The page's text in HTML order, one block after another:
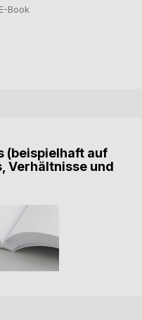
E-Book
(beispielhaft auf
Verhältnisse und